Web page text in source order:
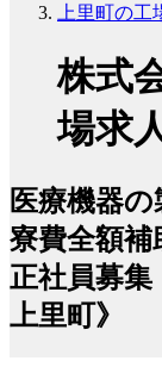
上里町の工
株式
場求
医療機器
寮費全額
正社員募集
上里町》